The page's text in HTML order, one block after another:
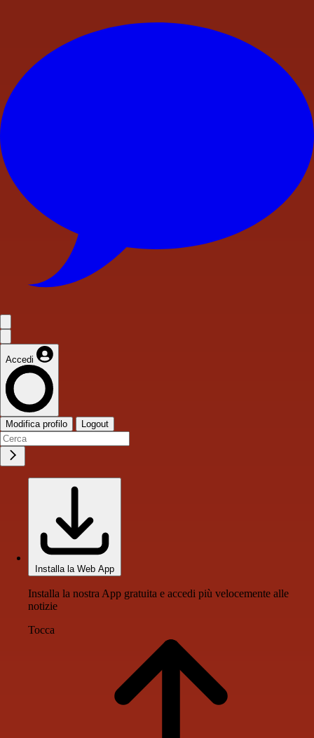
Accedi
Modifica profilo Logout
Installa la Web App
Installa la nostra App gratuita e accedi più velocemente alle
notizie
Tocca